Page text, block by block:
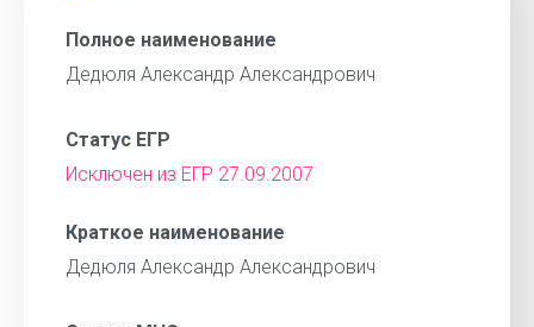
Полное наименование
Дедюля Александр Александрович
Статус ЕГР
Исключен из ЕГР 27.09.2007
Краткое наименование
Дедюля Александр Александрович